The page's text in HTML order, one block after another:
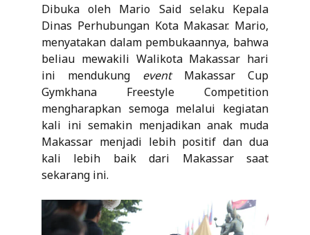
Dibuka oleh Mario Said selaku Kepala
Dinas Perhubungan Kota Makasar. Mario,
menyatakan dalam pembukaannya, bahwa
beliau mewakili Walikota Makassar hari
ini mendukung eventMakassar Cup
Gymkhana Freestyle Competition
mengharapkan semoga melalui kegiatan
kali ini semakin menjadikan anak muda
Makassar menjadi lebih positif dan dua
kali lebih baik dari Makassar saat
sekarang ini.